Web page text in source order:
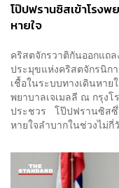
โป๊ปฟรานซิสเข้าโรงพ
หายใจ
คริสตจักรวาติกันออกแถ
ประมุขแห่งคริสตจักรนิก
เชื้อในระบบทางเดินหาย
พยาบาลเจเมลลี ณ กรุงโ
ประชวร โป๊ปฟรานซิสซึ่
หายใจลำบากในช่วงไม่